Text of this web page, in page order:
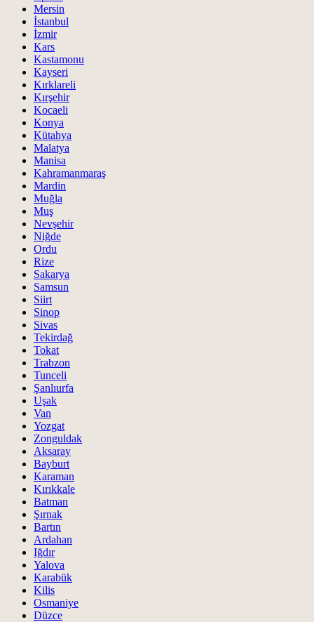
Mersin
İstanbul
İzmir
Kars
Kastamonu
Kayseri
Kırklareli
Kırşehir
Kocaeli
Konya
Kütahya
Malatya
Manisa
Kahramanmaraş
Mardin
Muğla
Muş
Nevşehir
Niğde
Ordu
Rize
Sakarya
Samsun
Siirt
Sinop
Sivas
Tekirdağ
Tokat
Trabzon
Tunceli
Şanlıurfa
Uşak
Van
Yozgat
Zonguldak
Aksaray
Bayburt
Karaman
Kırıkkale
Batman
Şırnak
Bartın
Ardahan
Iğdır
Yalova
Karabük
Kilis
Osmaniye
Düzce